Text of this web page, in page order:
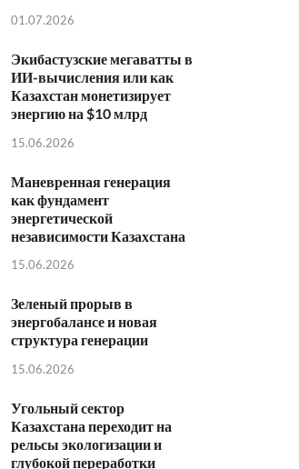
01.07.2026
Экибастузские мегаватты в
ИИ-вычисления или как
Казахстан монетизирует
энергию на $10 млрд
15.06.2026
Маневренная генерация
как фундамент
энергетической
независимости Казахстана
15.06.2026
Зеленый прорыв в
энергобалансе и новая
структура генерации
15.06.2026
Угольный сектор
Казахстана переходит на
рельсы экологизации и
глубокой переработки